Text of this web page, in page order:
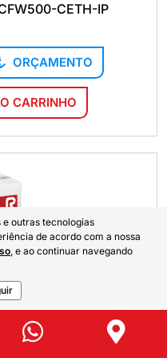
outras tecnologias
de acordo com a nossa
, e ao continuar navegando
CETH-IP
ORÇAMENTO
CARRINHO
05
ORÇAMENTO